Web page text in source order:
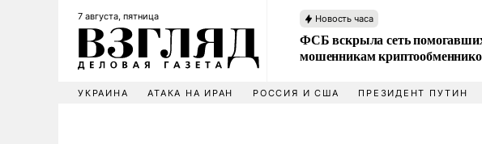
7 августа, пятница Новость часа
ФСБ вскрыла сеть
мошенникам
УКРАИНА АТАКА НА ИРАН РОССИЯ И США ПРЕЗИДЕНТ ПУТИН